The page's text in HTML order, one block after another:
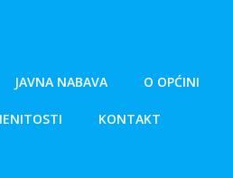
JAVNA NABAVA O OPĆINI
KONTAKT